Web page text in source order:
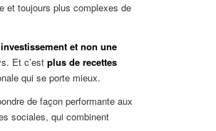
et toujours plus complexes de
et non une
Et c’est plus de recettes
qui se porte mieux.
de façon performante aux
sociales, qui combinent